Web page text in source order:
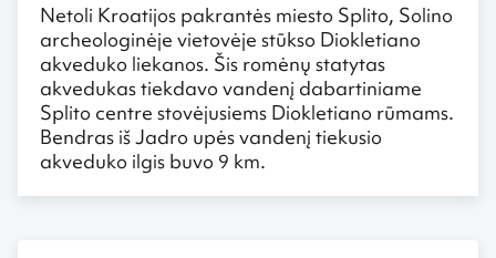
Netoli Kroatijos pakrantės miesto Splito, Solino
archeologinėje vietovėje stūkso Diokletiano
akveduko liekanos. Šis romėnų statytas
akvedukas tiekdavo vandenį dabartiniame
Splito centre stovėjusiems Diokletiano rūmams.
Bendras iš Jadro upės vandenį tiekusio
akveduko ilgis buvo 9 km.